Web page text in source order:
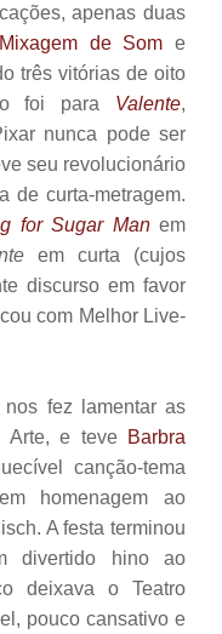
apenas duas
Mixagem de Som e
três vitórias de oito
foi para Valente,
nunca pode ser
seu revolucionário
de curta-metragem.
for Sugar Manem
em curta (cujos
discurso em favor
com Melhor Live-
nos fez lamentar as
Arte, e teve Barbra
canção-tema
homenagem ao
A festa terminou
divertido hino ao
deixava o Teatro
pouco cansativo e